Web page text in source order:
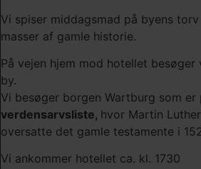
Vi spiser middagsmad på byens
masser af gamle historie.
På vejen hjem mod hotellet besøger
by.
Vi besøger borgen Wartburg som er
verdensarvsliste, hvor Martin
oversatte det gamle testamente i
Vi ankommer hotellet ca. kl. 1730